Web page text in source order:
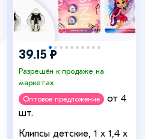
39.15 ₽
Разрешён к продаже на
маркетах
Оптовое предложение
от 4
шт.
Клипсы детские, 1 х 1,4 х